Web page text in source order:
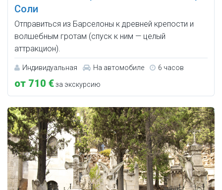
Соли
Отправиться из Барселоны к древней крепости и
волшебным гротам (спуск к ним — целый
аттракцион).
Индивидуальная На автомобиле 6 часов
от 710 €за экскурсию